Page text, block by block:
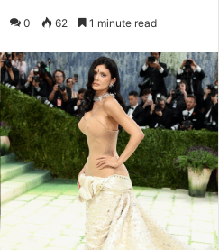
0 62 1 minute read